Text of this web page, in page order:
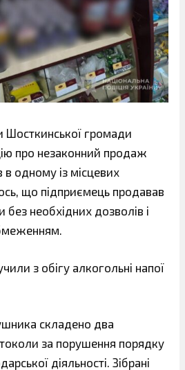
Шосткинської громади
про незаконний продаж
в одному із місцевих
що підприємець продавав
без необхідних дозволів і
з обігу алкогольні напої
складено два
за порушення порядку
діяльності. Зібрані